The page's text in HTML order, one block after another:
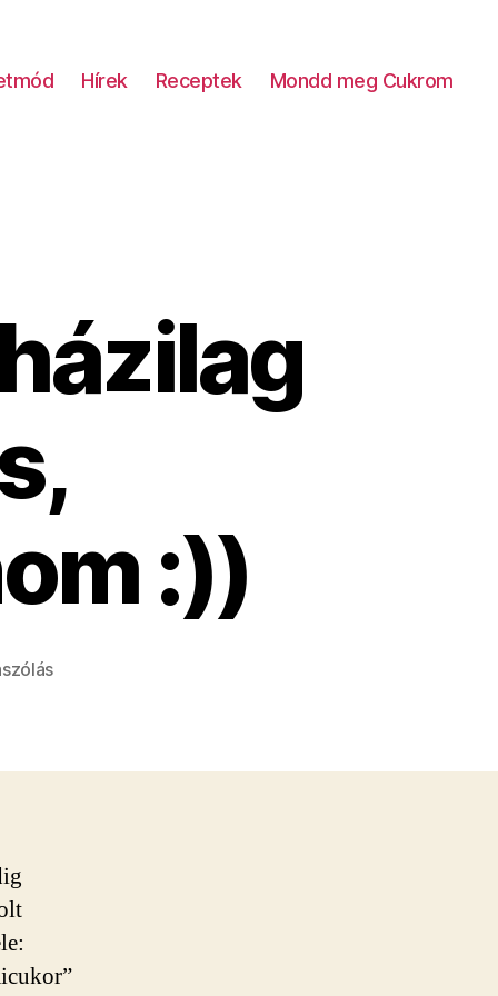
Hírek Receptek Mondd meg Cukrom
:))
a(z)
(cukormentes,